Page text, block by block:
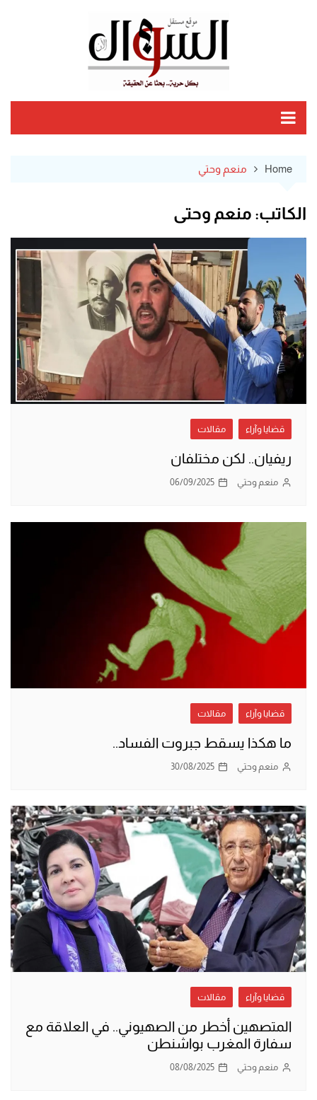
Home منعم وحتي
الكاتب: منعم وحتي
قضايا وآراء مقالات
ريفيان.. لكن مختلفان
منعم وحتي 06/09/2025
قضايا وآراء مقالات
ما هكذا يسقط جبروت الفساد..
منعم وحتي 30/08/2025
قضايا وآراء مقالات
المتصهين أخطر من الصهيوني.. في العلاقة مع
سفارة المغرب بواشنطن
منعم وحتي 08/08/2025